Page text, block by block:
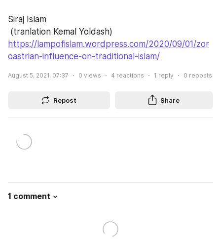
Siraj Islam
(tranlation Kemal Yoldash)
https://lampofislam.wordpress.com/2020/09/01/zor
oastrian-influence-on-traditional-islam/
August 5, 2021, 07:37 0 views 4 reactions 1 reply 0 reposts
Repost Share
1 comment